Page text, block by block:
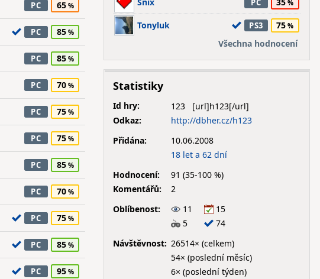
PC 65
PC 85
PC 85
PC 70
PC 75
PC 75
PC 85
PC 70
PC 75
PC 85
PC 95
PC
Tonyluk PS3
75
Všechna hodnocení
Statistiky
Id hry:
123
Odkaz:
http://dbher.cz/h123
Přidána:
10.06.2008
18 let a 62 dní
Hodnocení:
91 (35-100 %)
Komentářů:
2
Oblíbenost:
11
15
5
74
Návštěvnost: 26514× (celkem)
54× (poslední měsíc)
6× (poslední týden)